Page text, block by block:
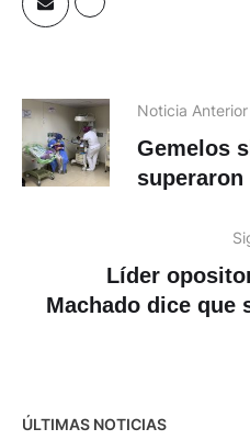
Noticia Anterior
Gemelos
Líder
Machado dice que
ÚLTIMAS NOTICIAS